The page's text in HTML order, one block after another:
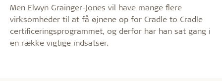
Men Elwyn Grainger-Jones vil have mange flere
virksomheder til at få øjnene op for Cradle to Cradle
certificeringsprogrammet, og derfor har han sat gang i
en række vigtige indsatser.